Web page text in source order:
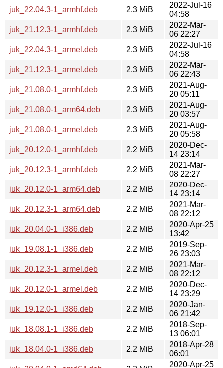
juk_22.04.3-1_armhf.deb
2.3 MiB
2022-Jul-16
04:58
juk_21.12.3-1_armhf.deb
2.3 MiB
2022-Mar-
06 22:27
juk_22.04.3-1_armel.deb
2.3 MiB
2022-Jul-16
04:58
juk_21.12.3-1_armel.deb
2.3 MiB
2022-Mar-
06 22:43
juk_21.08.0-1_armhf.deb
2.3 MiB
2021-Aug-
20 05:11
juk_21.08.0-1_arm64.deb
2.3 MiB
2021-Aug-
20 03:57
juk_21.08.0-1_armel.deb
2.3 MiB
2021-Aug-
20 05:58
juk_20.12.0-1_armhf.deb
2.2 MiB
2020-Dec-
14 23:14
juk_20.12.3-1_armhf.deb
2.2 MiB
2021-Mar-
08 22:27
juk_20.12.0-1_arm64.deb
2.2 MiB
2020-Dec-
14 23:14
juk_20.12.3-1_arm64.deb
2.2 MiB
2021-Mar-
08 22:12
juk_20.04.0-1_i386.deb
2.2 MiB
2020-Apr-25
13:42
juk_19.08.1-1_i386.deb
2.2 MiB
2019-Sep-
26 23:03
juk_20.12.3-1_armel.deb
2.2 MiB
2021-Mar-
08 22:12
juk_20.12.0-1_armel.deb
2.2 MiB
2020-Dec-
14 23:29
juk_19.12.0-1_i386.deb
2.2 MiB
2020-Jan-
06 21:42
juk_18.08.1-1_i386.deb
2.2 MiB
2018-Sep-
13 06:01
juk_18.04.0-1_i386.deb
2.2 MiB
2018-Apr-28
06:01
2020-Apr-25